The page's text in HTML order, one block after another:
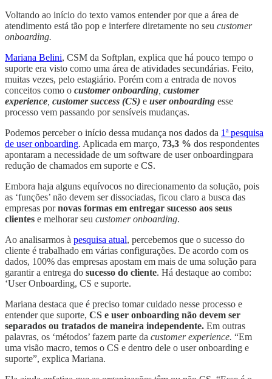
Voltando ao início do texto vamos entender por que a área de
atendimento está tão pop e interfere diretamente no seu customer
onboarding.
Mariana Belini, CSM da Softplan, explica que há pouco tempo o
suporte era visto como uma área de atividades secundárias. Feito,
muitas vezes, pelo estagiário. Porém com a entrada de novos
conceitos como o customer onboarding, customer
experience, customer success (CS) e user onboarding esse
processo vem passando por sensíveis mudanças.
Podemos perceber o início dessa mudança nos dados da 1ª pesquisa
de user onboarding. Aplicada em março, 73,3 % dos respondentes
apontaram a necessidade de um software de user onboardingpara
redução de chamados em suporte e CS.
Embora haja alguns equívocos no direcionamento da solução, pois
as ‘funções’ não devem ser dissociadas, ficou claro a busca das
empresas pornovas formas em entregar sucesso aos seus
clientes e melhorar seu customer onboarding.
Ao analisarmos à pesquisa atual, percebemos que o sucesso do
cliente é trabalhado em várias configurações. De acordo com os
dados, 100% das empresas apostam em mais de uma solução para
garantir a entrega do sucesso do cliente. Há destaque ao combo:
‘User Onboarding, CS e suporte.
Mariana destaca que é preciso tomar cuidado nesse processo e
entender que suporte, CS e user onboarding não devem ser
separados ou tratados de maneira independente. Em outras
palavras, os ‘métodos’ fazem parte da customer experience. “Em
uma visão macro, temos o CS e dentro dele o user onboarding e
suporte”, explica Mariana.